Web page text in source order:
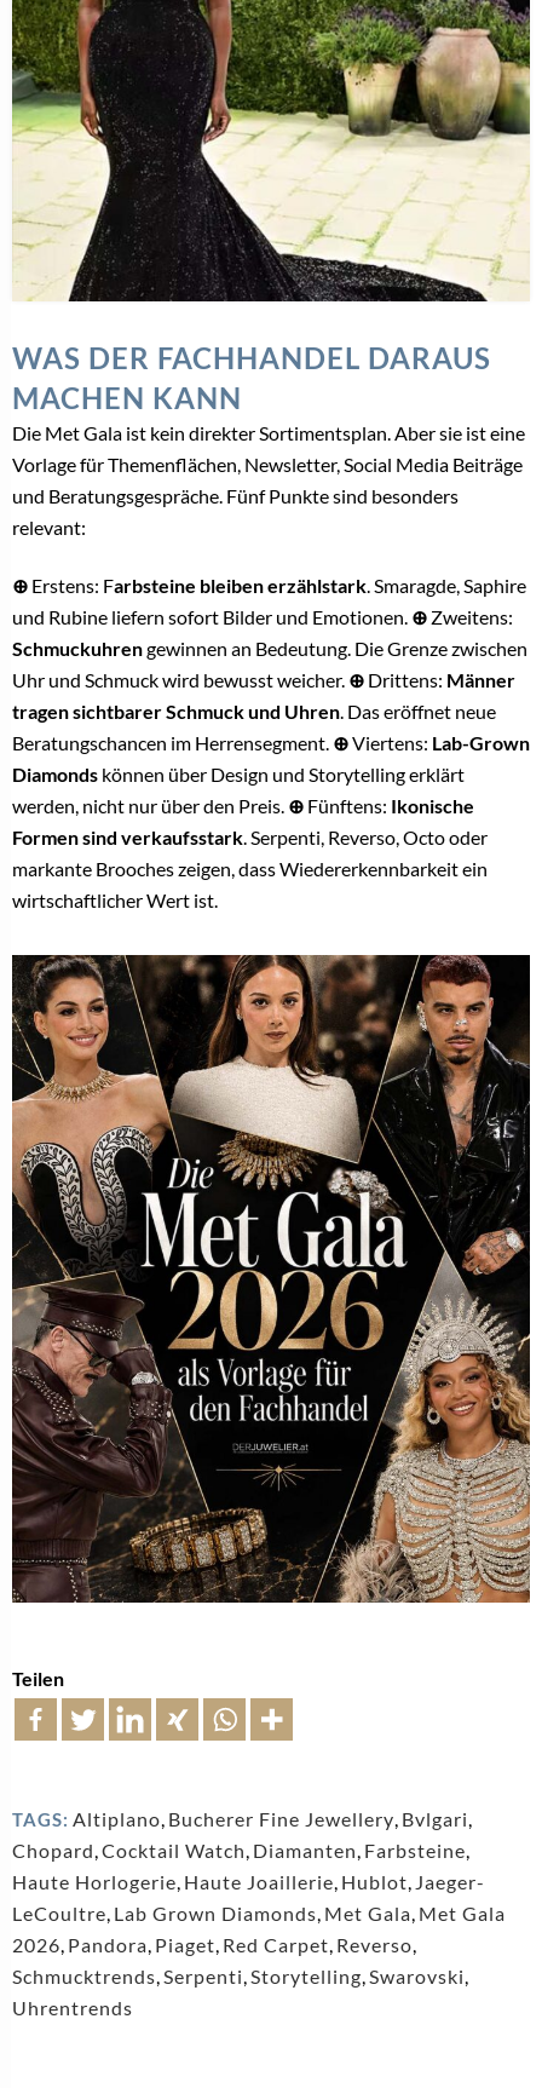
WAS DER FACHHANDEL DARAUS
MACHEN KANN
Die Met Gala ist kein direkter Sortimentsplan. Aber sie ist eine
Vorlage für Themenflächen, Newsletter, Social Media Beiträge
und Beratungsgespräche. Fünf Punkte sind besonders
relevant:
⊕ Erstens: Farbsteine bleiben erzählstark. Smaragde, Saphire
und Rubine liefern sofort Bilder und Emotionen. ⊕ Zweitens:
Schmuckuhrengewinnen an Bedeutung. Die Grenze zwischen
Uhr und Schmuck wird bewusst weicher. ⊕ Drittens: Männer
tragen sichtbarer Schmuck und Uhren. Das eröffnet neue
Beratungschancen im Herrensegment. ⊕Viertens: Lab-Grown
Diamonds können über Design und Storytelling erklärt
werden, nicht nur über den Preis. ⊕ Fünftens: Ikonische
Formen sind verkaufsstark. Serpenti, Reverso, Octo oder
markante Brooches zeigen, dass Wiedererkennbarkeit ein
wirtschaftlicher Wert ist.
Teilen
TAGS: Altiplano, Bucherer Fine Jewellery, Bvlgari,
Chopard,Cocktail Watch, Diamanten, Farbsteine,
Haute Horlogerie, Haute Joaillerie, Hublot, Jaeger-
LeCoultre, Lab Grown Diamonds, Met Gala, Met Gala
2026, Pandora, Piaget, Red Carpet, Reverso,
Schmucktrends,Serpenti,Storytelling,Swarovski,
Uhrentrends